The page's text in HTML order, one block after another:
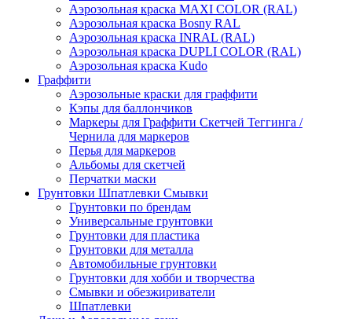
Аэрозольная краска MAXI COLOR (RAL)
Аэрозольная краска Bosny RAL
Аэрозольная краска INRAL (RAL)
Аэрозольная краска DUPLI COLOR (RAL)
Аэрозольная краска Kudo
Граффити
Аэрозольные краски для граффити
Кэпы для баллончиков
Маркеры для Граффити Скетчей Теггинга /
Чернила для маркеров
Перья для маркеров
Альбомы для скетчей
Перчатки маски
Грунтовки Шпатлевки Смывки
Грунтовки по брендам
Универсальные грунтовки
Грунтовки для пластика
Грунтовки для металла
Автомобильные грунтовки
Грунтовки для хобби и творчества
Смывки и обезжириватели
Шпатлевки